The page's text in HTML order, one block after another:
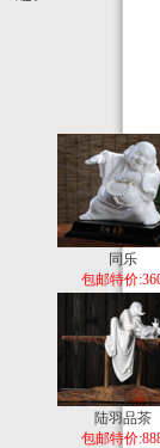
同乐
包邮特价
陆羽品茶
包邮特价